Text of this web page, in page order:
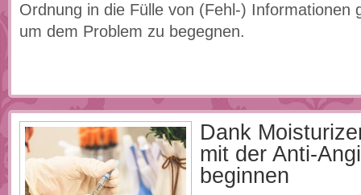
Ordnung in die Fülle von (Fehl-) Informationen
um dem Problem zu begegnen.
Dank
mit der Anti-
beginnen